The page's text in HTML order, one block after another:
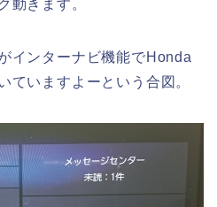
動きます。
インターナビ機能でHonda
ていますよーという合図。